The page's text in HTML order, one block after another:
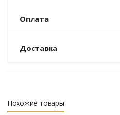
Оплата
Доставка
Похожие товары